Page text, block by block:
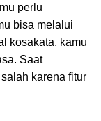
perlu
bisa melalui
kosakata, kamu
Saat
karena fitur